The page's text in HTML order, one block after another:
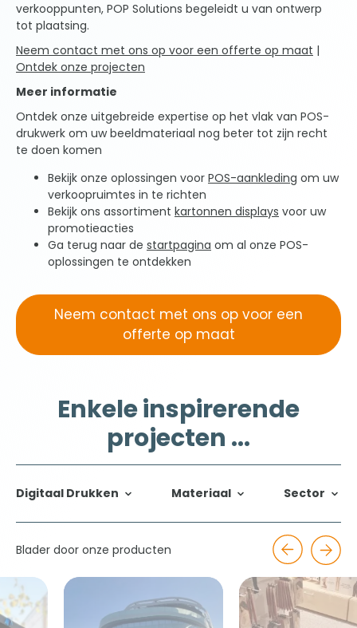
Luik analyseren uw project en stellen u de
optimale oplossing voor, rekening houdend
met uw timings en budget.
verkooppunten, POP Solutions begeleidt u van ontwerp
tot plaatsing.
Neem contact met ons op voor een offerte op maat |
Ontdek onze projecten
Meer informatie
Ontdek onze uitgebreide expertise op het vlak van POS-
drukwerk om uw beeldmateriaal nog beter tot zijn recht
te doen komen
Bekijk onze oplossingen voor POS-aankleding om uw
verkoopruimtes in te richten
Bekijk ons assortiment kartonnen displays voor uw
promotieacties
Ga terug naar de startpagina om al onze POS-
oplossingen te ontdekken
Neem contact met ons op voor een
offerte op maat
Enkele inspirerende
projecten ...
Digitaal Drukken Materiaal Sector
Blader door onze producten